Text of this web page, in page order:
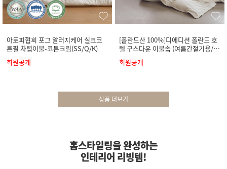
아토피협회 포그 알러지케어 실크코
튼필 차렵이불-코튼크림(SS/Q/K)
회원공개
[폴란드산 100%]디에디션 폴란드 호
텔 구스다운 이불솜 (여름간절기용/사
계절용)
회원공개
상품 더보기
홈스타일링을 완성하는
인테리어 리빙템!